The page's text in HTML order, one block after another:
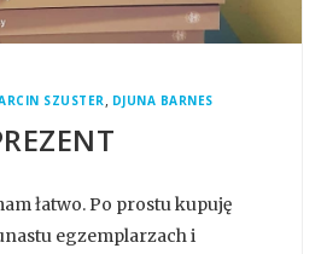
SZUSTER, DJUNA BARNES
łatwo. Po prostu kupuję
egzemplarzach i